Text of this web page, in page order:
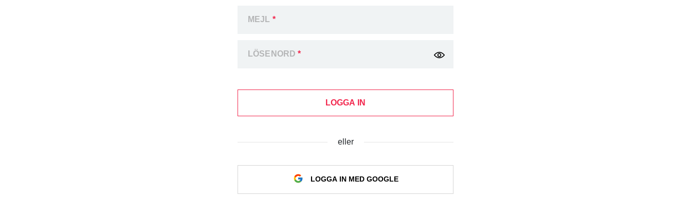
MEJL *
LÖSENORD*
LOGGA IN
eller
LOGGA IN MED GOOGLE